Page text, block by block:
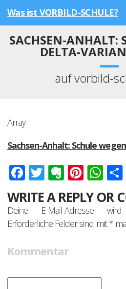
Was ist VORBILD-SCHULE?
SACHSEN-ANHALT:
DELTA-
auf vorbild-
Array
Sachsen-Anhalt: Schule
Facebook
Twitter
Evernote
WRITE A REPLY OR
Deine E-Mail-Adresse
Erforderliche Felder sind mit*
Kommentar